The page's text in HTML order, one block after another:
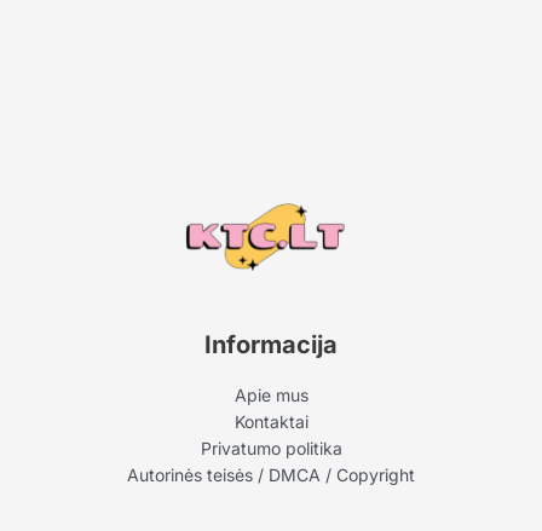
Informacija
Apie mus
Kontaktai
Privatumo politika
Autorinės teisės / DMCA / Copyright